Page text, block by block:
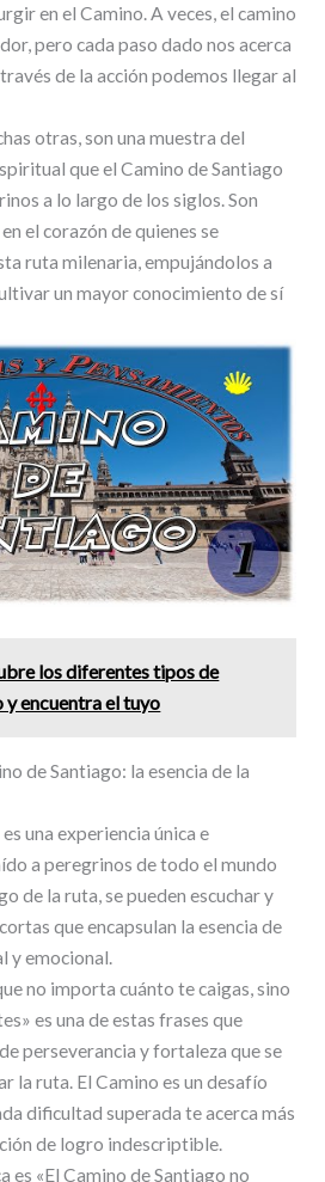
en el Camino. A veces, el camino
pero cada paso dado nos acerca
de la acción podemos llegar al
otras, son una muestra del
que el Camino de Santiago
a lo largo de los siglos. Son
el corazón de quienes se
ruta milenaria, empujándolos a
un mayor conocimiento de sí
los diferentes tipos de
y encuentra el tuyo
de Santiago: la esencia de la
una experiencia única e
a peregrinos de todo el mundo
de la ruta, se pueden escuchar y
que encapsulan la esencia de
y emocional.
no importa cuánto te caigas, sino
es una de estas frases que
perseverancia y fortaleza que se
la ruta. El Camino es un desafío
dificultad superada te acerca más
de logro indescriptible.
es «El Camino de Santiago no